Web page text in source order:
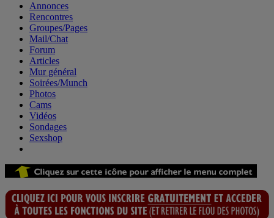
Annonces
Rencontres
Groupes/Pages
Mail/Chat
Forum
Articles
Mur général
Soirées/Munch
Photos
Cams
Vidéos
Sondages
Sexshop